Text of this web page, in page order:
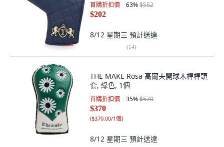
首購折扣價 63%$552
$202
8/12 星期三 預計送達
(14)
THE MAKE Rosa 高爾夫開球木桿桿頭
套, 綠色, 1個
首購折扣價 35%$570
$370
($370.00/1個)
8/12 星期三 預計送達